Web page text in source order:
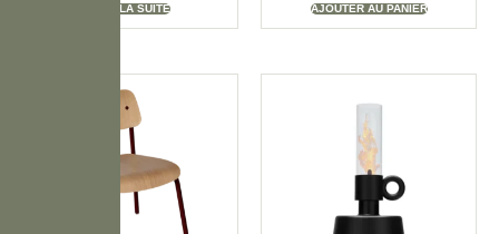
LIRE LA SUITE AJOUTER AU PANIER